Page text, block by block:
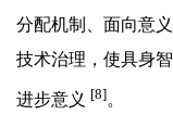
分配机制、面向意
技术治理，使具身
进步意义 [8]。